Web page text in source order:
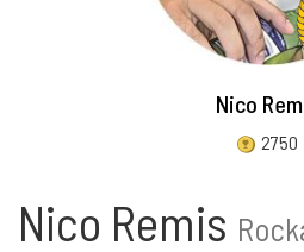
Nico
2750
Nico Remis